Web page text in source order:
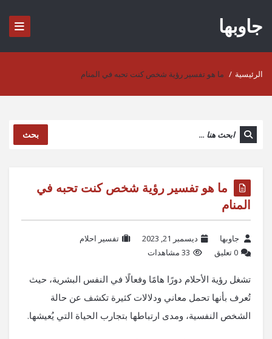
جاوبها
الرئيسية / ما هو تفسير رؤية شخص كنت تحبه في المنام
بحث
ما هو تفسير رؤية شخص كنت تحبه في
المنام
جاوبها ديسمبر 21, 2023
تفسير احلام
‫0 تعليق
33 مشاهدات
تشغل رؤية الأحلام دورًا هامًا وفعالًا في النفس البشرية، حيث
تُعرف بأنها تحمل معاني ودلالات كثيرة تكشف عن حالة
الشخص النفسية، ومدى ارتباطها بتجارب الحياة التي يُعيشها.